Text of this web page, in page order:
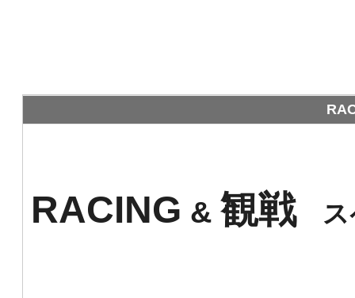
RACING & 観戦